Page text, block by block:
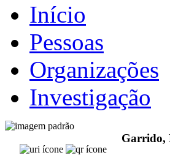
Início
Pessoas
Organizações
Investigação
Garrido,